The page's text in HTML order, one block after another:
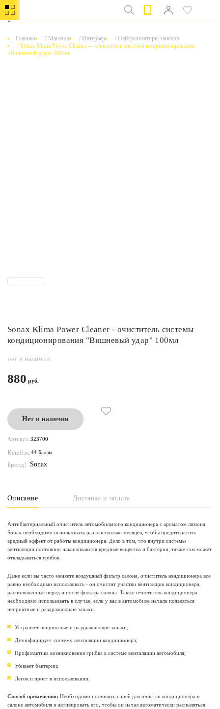
0
Главная / Магазин / Интерьер / Нейтрализаторы запахов
/Sonax Klima Power Cleaner — очиститель системы кондиционирования
«Вишневый удар» 100мл
Sonax Klima Power Cleaner - очиститель системы
кондиционирования "Вишневый удар" 100мл
нет в наличии
880
Нет в наличии
Артикул: 323700
Кешбэк:44 Баллы
Бренд!: Sonax
Описание Доставка и оплата
Антибактериальный очиститель автомобильного кондиционера с ароматом лимона
Sonax необходимо использовать раз в несколько месяцев, чтобы предотсратить
вредный эффект от работы кондиционера. Дело в том, что внутри системы
вентиляции постоянно накапливаются вредные вещества и бактерии, также там может
откладываться грибок.
Даже если вы часто меняете воздушный фильтр салона, очиститель кондиционера все
равно необходимо использовать - он очистит участки вентиляции кондиционера,
расположенные перед и после фильтра салона. Также очиститель кондиционера
необходимо использовать в случае, если у вас в автомобиле начали появляться
неприятные и раздражающие запахи.
Устраняет неприятные и раздражающие запахи;
Дезинфицирует систему вентиляции кондиционера;
Профилактика возникновения грибка в системе вентиляции автомобиля;
Убивает бактерии;
Легок и прост в использовании;
Способ применения: Необходимо поставить спрей для очистки кондиционера в
салоне автомобиля и активировать его, чтобы он начал автоматически распыляться